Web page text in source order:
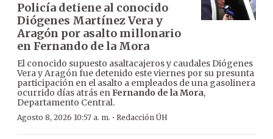
Policía detiene al conocido
Diógenes Martínez Vera y
Aragón por asalto millonario
en Fernando de la Mora
El conocido supuesto asaltacajeros y caudales Diógenes
Vera y Aragón fue detenido este viernes por su presunta
participación en el asalto a empleados de una gasolinera
ocurrido días atrás enFernando de la Mora,
Departamento Central.
Agosto 8, 2026 10:57 a. m. · Redacción ÚH